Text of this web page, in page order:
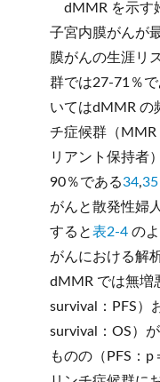
dMMR を示す
子宮内膜がんが
膜がんの生涯リ
群では27-71％
いてはdMMR の
チ症候群（
リアント保持者
90％である34,35
がんと散発性婦
すると表2-4 の
がんにおける解
dMMR では無増
survival：PFS）
survival：OS）
ものの（PFS：p